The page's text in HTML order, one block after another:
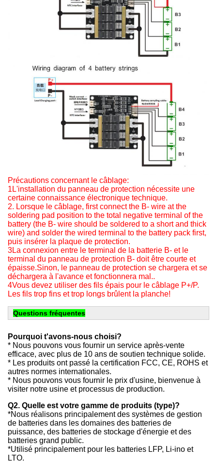
Précautions concernant le câblage:
1L'installation du panneau de protection nécessite une
certaine connaissance électronique technique.
2. Lorsque le câblage, first connect the B- wire at the
soldering pad position to the total negative terminal of the
battery (the B- wire should be soldered to a short and thick
wire) and solder the wired terminal to the battery pack first,
puis insérer la plaque de protection.
3La connexion entre le terminal de la batterie B- et le
terminal du panneau de protection B- doit être courte et
épaisse.Sinon, le panneau de protection se chargera et se
déchargera à l'avance et fonctionnera mal..
4Vous devez utiliser des fils épais pour le câblage P+/P.
Les fils trop fins et trop longs brûlent la planche!
Questions fréquentes
Pourquoi t'avons-nous choisi?
* Nous pouvons vous fournir un service après-vente
efficace, avec plus de 10 ans de soutien technique solide.
* Les produits ont passé la certification FCC, CE, ROHS et
autres normes internationales.
* Nous pouvons vous fournir le prix d'usine, bienvenue à
visiter notre usine et processus de production.
Q2. Quelle est votre gamme de produits (type)?
*Nous réalisons principalement des systèmes de gestion
de batteries dans les domaines des batteries de
puissance, des batteries de stockage d'énergie et des
batteries grand public.
*Utilisé principalement pour les batteries LFP, Li-ino et
LTO.